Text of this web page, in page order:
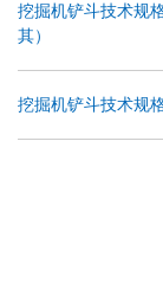
挖掘机铲斗技术规
其）
挖掘机铲斗技术规